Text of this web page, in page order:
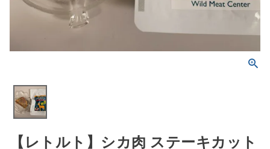
【レトルト】シカ肉 ステーキカット